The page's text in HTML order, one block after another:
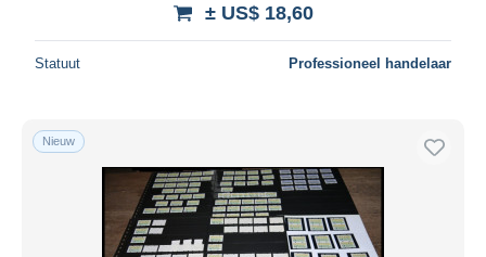
± US$ 18,60
Statuut Professioneel handelaar
Nieuw